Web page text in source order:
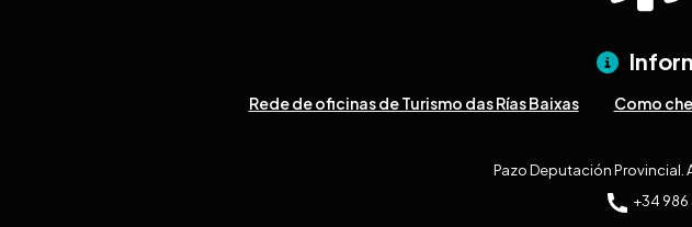
Rede de oficinas de Turismo das Rías Baixas Como
Pazo Deputación Provincial.
+34 986